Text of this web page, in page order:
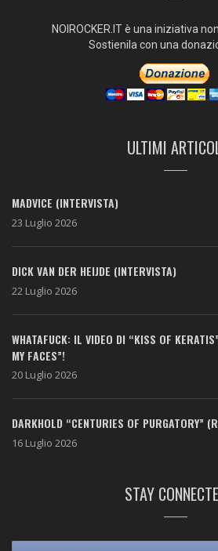
NOIROCKER.IT è una iniziativa
Sostienila con una
ULTIMI
MADVICE (INTERVISTA)
23 Luglio 2026
DICK VAN DER HEIJDE (INTERVISTA)
22 Luglio 2026
WHATAFUCK: IL VIDEO DI “KISS OF
MY FACES”!
20 Luglio 2026
DARKHOLD “CENTURIES OF PURGATORY”
16 Luglio 2026
STAY